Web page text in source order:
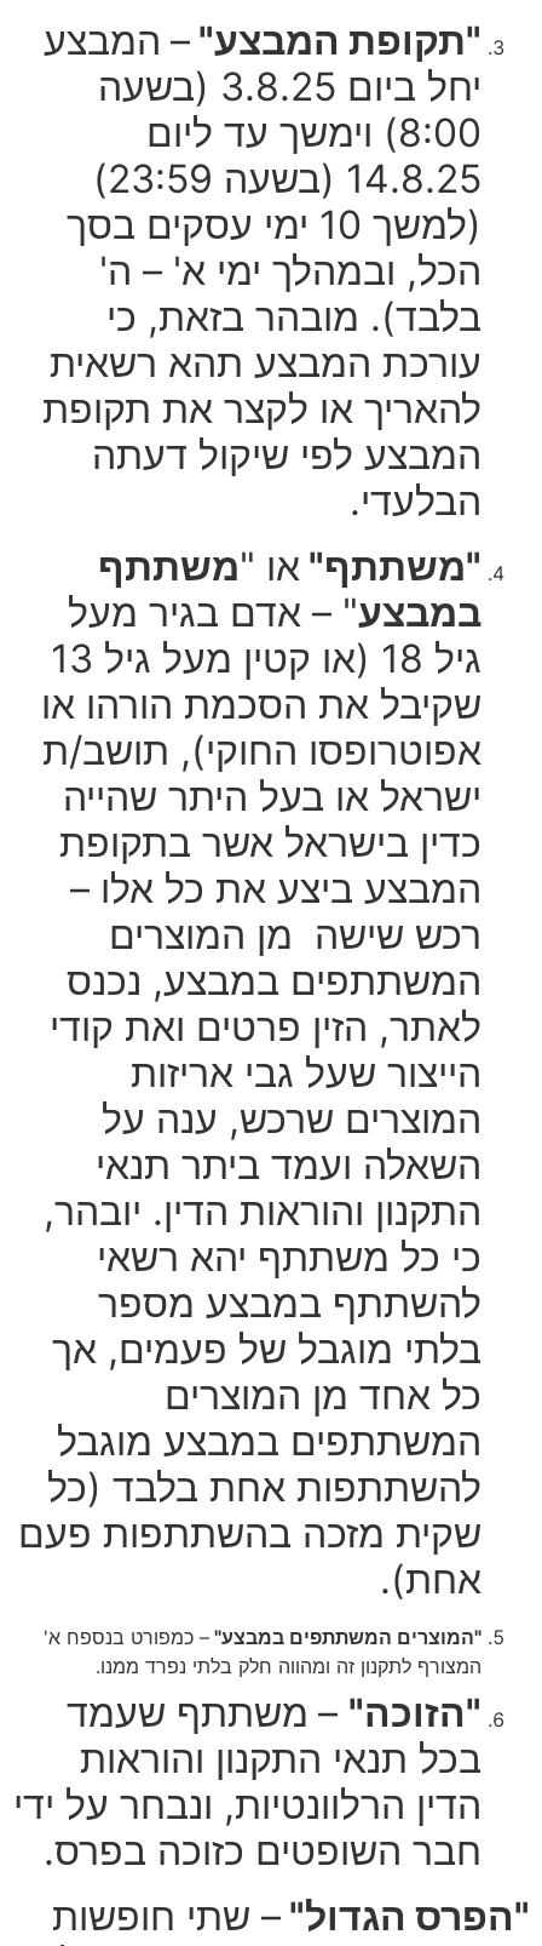
"תקופת המבצע" – המבצע
יחל ביום 3.8.25 (בשעה
8:00) וימשך עד ליום
14.8.25 (בשעה 23:59)
(למשך 10 ימי עסקים בסך
הכל, ובמהלך ימי א' – ה'
בלבד). מובהר בזאת, כי
עורכת המבצע תהא רשאית
להאריך או לקצר את תקופת
המבצע לפי שיקול דעתה
הבלעדי.
"משתתף" או "משתתף
במבצע" – אדם בגיר מעל
גיל 18 (או קטין מעל גיל 13
שקיבל את הסכמת הורהו או
אפוטרופסו החוקי), תושב/ת
ישראל או בעל היתר שהייה
כדין בישראל אשר בתקופת
המבצע ביצע את כל אלו –
רכש שישה מן המוצרים
המשתתפים במבצע, נכנס
לאתר, הזין פרטים ואת קודי
הייצור שעל גבי אריזות
המוצרים שרכש, ענה על
השאלה ועמד ביתר תנאי
התקנון והוראות הדין. יובהר,
כי כל משתתף יהא רשאי
להשתתף במבצע מספר
בלתי מוגבל של פעמים, אך
כל אחד מן המוצרים
המשתתפים במבצע מוגבל
להשתתפות אחת בלבד (כל
שקית מזכה בהשתתפות פעם
אחת).
"המוצרים המשתתפים במבצע" – כמפורט בנספח א'
המצורף לתקנון זה ומהווה חלק בלתי נפרד ממנו.
"הזוכה" – משתתף שעמד
בכל תנאי התקנון והוראות
הדין הרלוונטיות, ונבחר על ידי
חבר השופטים כזוכה בפרס.
"הפרס הגדול" – שתי חופשות